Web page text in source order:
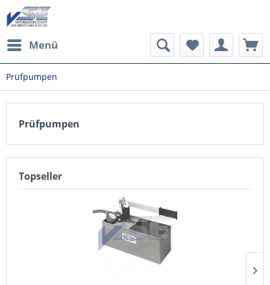
Menü
Prüfpumpen
Prüfpumpen
Topseller